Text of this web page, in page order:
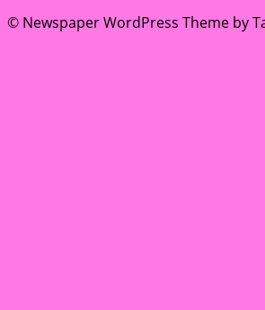
© Newspaper WordPress Theme by